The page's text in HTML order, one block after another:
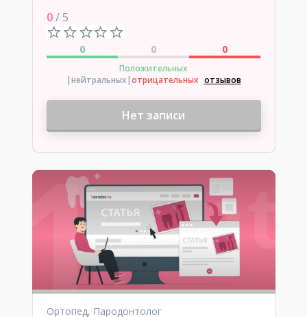
0/ 5
0 0 0
Положительных
|нейтральных|отрицательных отзывов
Нет записи
Ортопед, Пародонтолог